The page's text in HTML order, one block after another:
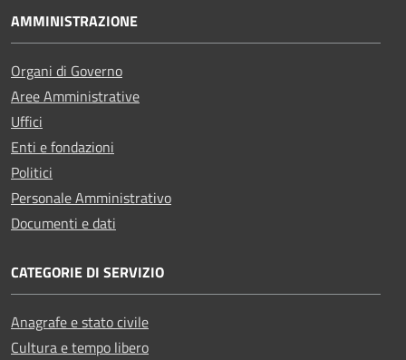
AMMINISTRAZIONE
Organi di Governo
Aree Amministrative
Uffici
Enti e fondazioni
Politici
Personale Amministrativo
Documenti e dati
CATEGORIE DI SERVIZIO
Anagrafe e stato civile
Cultura e tempo libero